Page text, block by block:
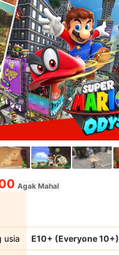
Agak Mahal
usia E10+ (Everyone 10+)